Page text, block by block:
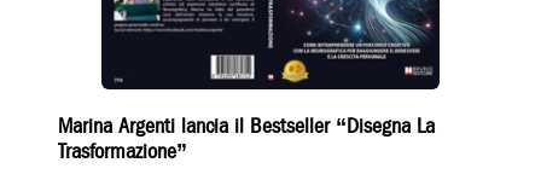
Marina Argenti lancia il Bestseller “Disegna La
Trasformazione”